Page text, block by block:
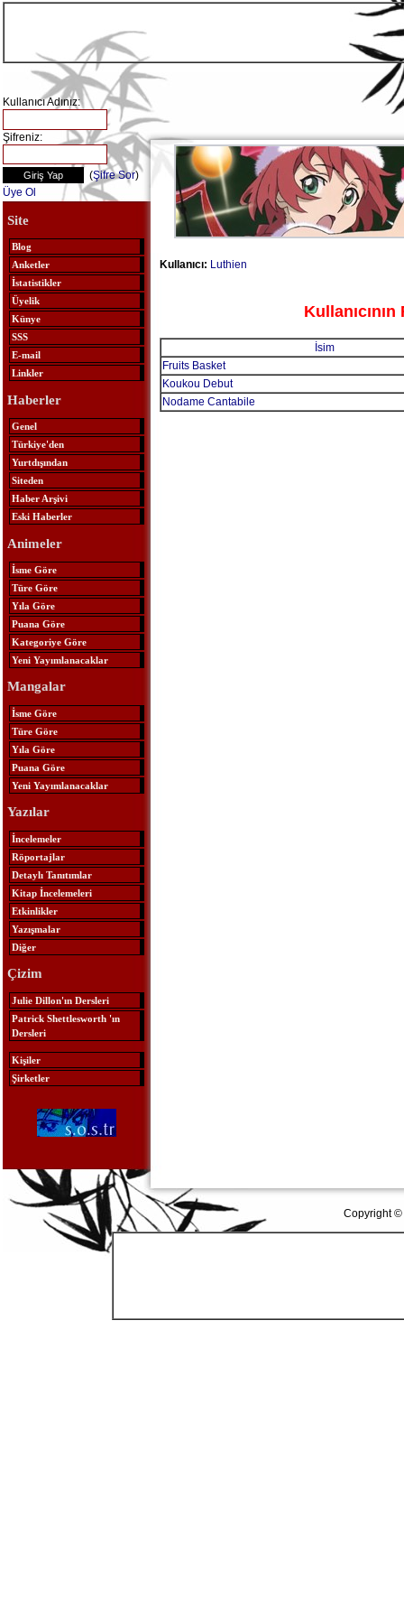
Kullanıcı Adınız:
Şifreniz:
(Şifre Sor)
Üye Ol
Site
Blog
Anketler
İstatistikler
Üyelik
Künye
SSS
E-mail
Linkler
Haberler
Genel
Türkiye'den
Yurtdışından
Siteden
Haber Arşivi
Eski Haberler
Animeler
İsme Göre
Türe Göre
Yıla Göre
Puana Göre
Kategoriye Göre
Yeni Yayımlanacaklar
Mangalar
İsme Göre
Türe Göre
Yıla Göre
Puana Göre
Yeni Yayımlanacaklar
Yazılar
İncelemeler
Röportajlar
Detaylı Tanıtımlar
Kitap İncelemeleri
Etkinlikler
Yazışmalar
Diğer
Çizim
Julie Dillon'ın Dersleri
Patrick Shettlesworth 'ın
Dersleri
Kişiler
Şirketler
Kullanıcı: Luthien
İsim
Fruits Basket
Koukou Debut
Nodame Cantabile
Copyright ©